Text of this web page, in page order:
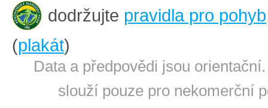
dodržujte pravidla pro pohyb
(plakát)
Data a předpovědi jsou
slouží pouze pro nekomerční